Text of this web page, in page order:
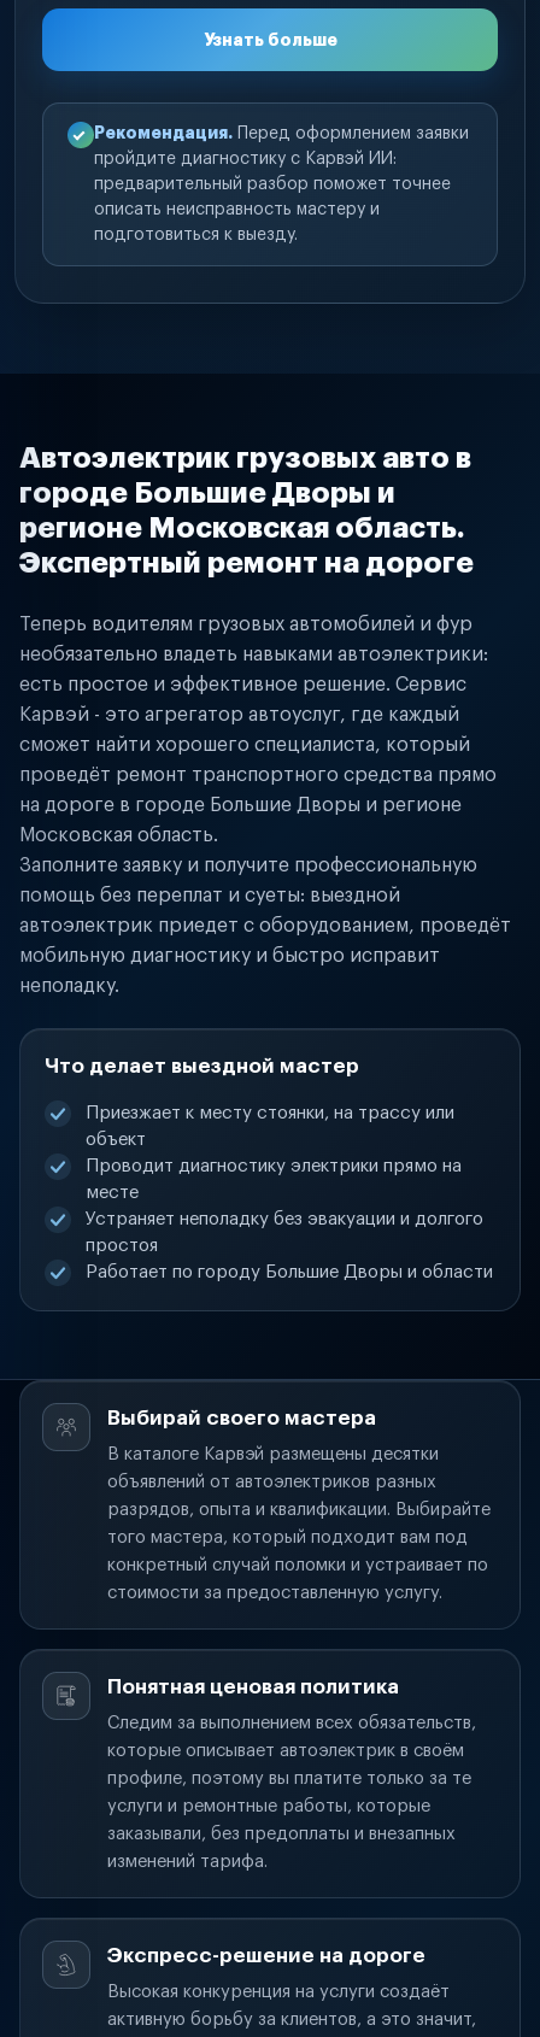
Узнать больше
Рекомендация. Перед оформлением заявки
пройдите диагностику с Карвэй ИИ:
предварительный разбор поможет точнее
описать неисправность мастеру и
подготовиться к выезду.
Автоэлектрик грузовых авто в
городе Большие Дворы и
регионе Московская область.
Экспертный ремонт на дороге
Теперь водителям грузовых автомобилей и фур
необязательно владеть навыками автоэлектрики:
есть простое и эффективное решение. Сервис
Карвэй - это агрегатор автоуслуг, где каждый
сможет найти хорошего специалиста, который
проведёт ремонт транспортного средства прямо
на дороге в городе Большие Дворы и регионе
Московская область.
Заполните заявку и получите профессиональную
помощь без переплат и суеты: выездной
автоэлектрик приедет с оборудованием, проведёт
мобильную диагностику и быстро исправит
неполадку.
Что делает выездной мастер
Приезжает к месту стоянки, на трассу или
объект
Проводит диагностику электрики прямо на
месте
Устраняет неполадку без эвакуации и долгого
простоя
Работает по городу Большие Дворы и области
Выбирай своего мастера
В каталоге Карвэй размещены десятки
объявлений от автоэлектриков разных
разрядов, опыта и квалификации. Выбирайте
того мастера, который подходит вам под
конкретный случай поломки и устраивает по
стоимости за предоставленную услугу.
Понятная ценовая политика
Следим за выполнением всех обязательств,
которые описывает автоэлектрик в своём
профиле, поэтому вы платите только за те
услуги и ремонтные работы, которые
заказывали, без предоплаты и внезапных
изменений тарифа.
Экспресс-решение на дороге
Высокая конкуренция на услуги создаёт
активную борьбу за клиентов, а это значит,